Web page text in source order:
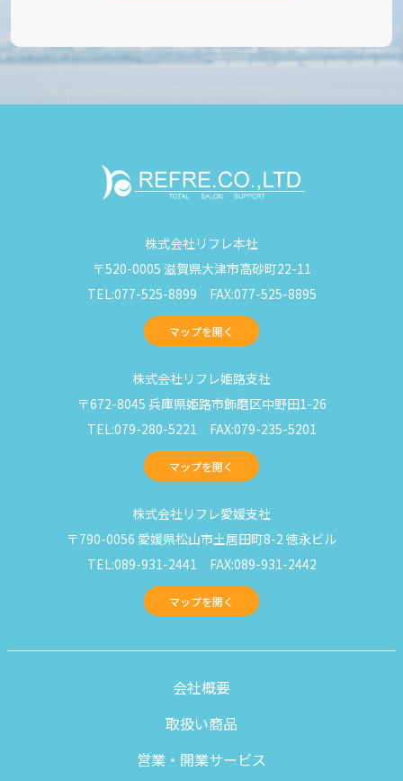
株式会社リフレ本社
〒520-0005 滋賀県大津市高砂町22-11
TEL:077-525-8899 FAX:077-525-8895
マップを開く
株式会社リフレ姫路支社
〒672-8045 兵庫県姫路市飾磨区中野田1-26
TEL:079-280-5221 FAX:079-235-5201
マップを開く
株式会社リフレ愛媛支社
〒790-0056 愛媛県松山市土居田町8-2 徳永ビル
TEL:089-931-2441 FAX:089-931-2442
マップを開く
会社概要
取扱い商品
営業・開業サービス